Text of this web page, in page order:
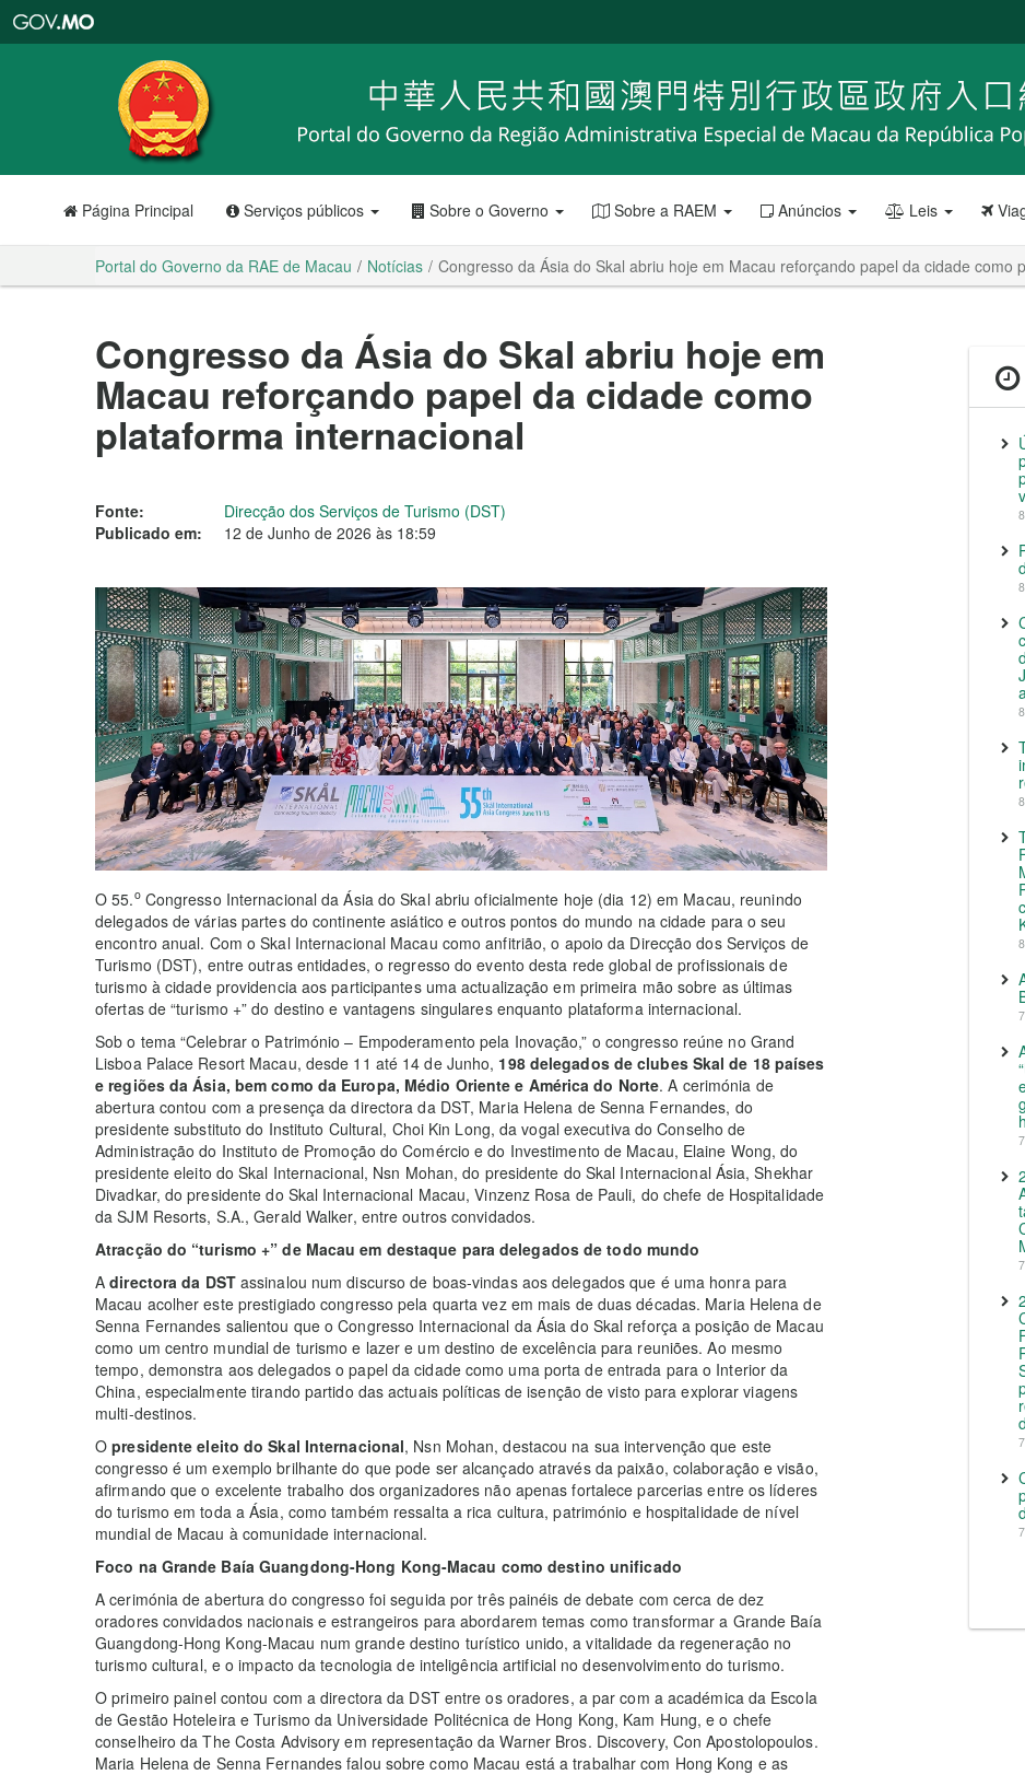
RAE
de
Macau
Página Principal Serviços públicos Sobre o Governo Sobre a RAEM Anúncios Leis
Portal do Governo da RAE de Macau Notícias Congresso da Ásia do Skal abriu hoje em Macau reforçando papel da cidade como
Congresso da Ásia do Skal abriu hoje em
Macau reforçando papel da cidade como
plataforma internacional
Fonte:
Direcção dos Serviços de Turismo (DST)
Publicado em:
12 de Junho de 2026 às 18:59
O 55.oCongresso Internacional da Ásia do Skal abriu oficialmente hoje (dia 12) em Macau, reunindo
delegados de várias partes do continente asiático e outros pontos do mundo na cidade para o seu
encontro anual. Com o Skal Internacional Macau como anfitrião, o apoio da Direcção dos Serviços de
Turismo (DST), entre outras entidades, o regresso do evento desta rede global de profissionais de
turismo à cidade providencia aos participantes uma actualização em primeira mão sobre as últimas
ofertas de “turismo +” do destino e vantagens singulares enquanto plataforma internacional.
Sob o tema “Celebrar o Património – Empoderamento pela Inovação,” o congresso reúne no Grand
Lisboa Palace Resort Macau, desde 11 até 14 de Junho, 198 delegados de clubes Skal de 18 países
e regiões da Ásia, bem como da Europa, Médio Oriente e América do Norte. A cerimónia de
abertura contou com a presença da directora da DST, Maria Helena de Senna Fernandes, do
presidente substituto do Instituto Cultural, Choi Kin Long, da vogal executiva do Conselho de
Administração do Instituto de Promoção do Comércio e do Investimento de Macau, Elaine Wong, do
presidente eleito do Skal Internacional, Nsn Mohan, do presidente do Skal Internacional Ásia, Shekhar
Divadkar, do presidente do Skal Internacional Macau, Vinzenz Rosa de Pauli, do chefe de Hospitalidade
da SJM Resorts, S.A., Gerald Walker, entre outros convidados.
Atracção do “turismo +” de Macau em destaque para delegados de todo mundo
Adirectora da DSTassinalou num discurso de boas-vindas aos delegados que é uma honra para
Macau acolher este prestigiado congresso pela quarta vez em mais de duas décadas. Maria Helena de
Senna Fernandes salientou que o Congresso Internacional da Ásia do Skal reforça a posição de Macau
como um centro mundial de turismo e lazer e um destino de excelência para reuniões. Ao mesmo
tempo, demonstra aos delegados o papel da cidade como uma porta de entrada para o Interior da
China, especialmente tirando partido das actuais políticas de isenção de visto para explorar viagens
multi-destinos.
Opresidente eleito do Skal Internacional, Nsn Mohan, destacou na sua intervenção que este
congresso é um exemplo brilhante do que pode ser alcançado através da paixão, colaboração e visão,
afirmando que o excelente trabalho dos organizadores não apenas fortalece parcerias entre os líderes
do turismo em toda a Ásia, como também ressalta a rica cultura, património e hospitalidade de nível
mundial de Macau à comunidade internacional.
Foco na Grande Baía Guangdong-Hong Kong-Macau como destino unificado
A cerimónia de abertura do congresso foi seguida por três painéis de debate com cerca de dez
oradores convidados nacionais e estrangeiros para abordarem temas como transformar a Grande Baía
Guangdong-Hong Kong-Macau num grande destino turístico unido, a vitalidade da regeneração no
turismo cultural, e o impacto da tecnologia de inteligência artificial no desenvolvimento do turismo.
O primeiro painel contou com a directora da DST entre os oradores, a par com a académica da Escola
de Gestão Hoteleira e Turismo da Universidade Politécnica de Hong Kong, Kam Hung, e o chefe
conselheiro da The Costa Advisory em representação da Warner Bros. Discovery, Con Apostolopoulos.
Maria Helena de Senna Fernandes falou sobre como Macau está a trabalhar com Hong Kong e as